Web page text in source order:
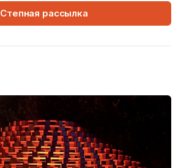
Степная рассылка